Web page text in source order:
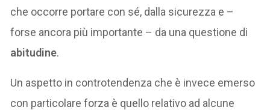
che occorre portare con sé, dalla sicurezza e –
forse ancora più importante – da una questione di
abitudine.
Un aspetto in controtendenza che è invece emerso
con particolare forza è quello relativo ad alcune